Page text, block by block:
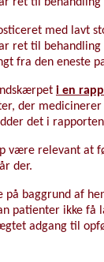
med lavt
ret til
fra den eneste
i en
der
det i
være relevant at
der.
på baggrund af
patienter ikke få
adgang til